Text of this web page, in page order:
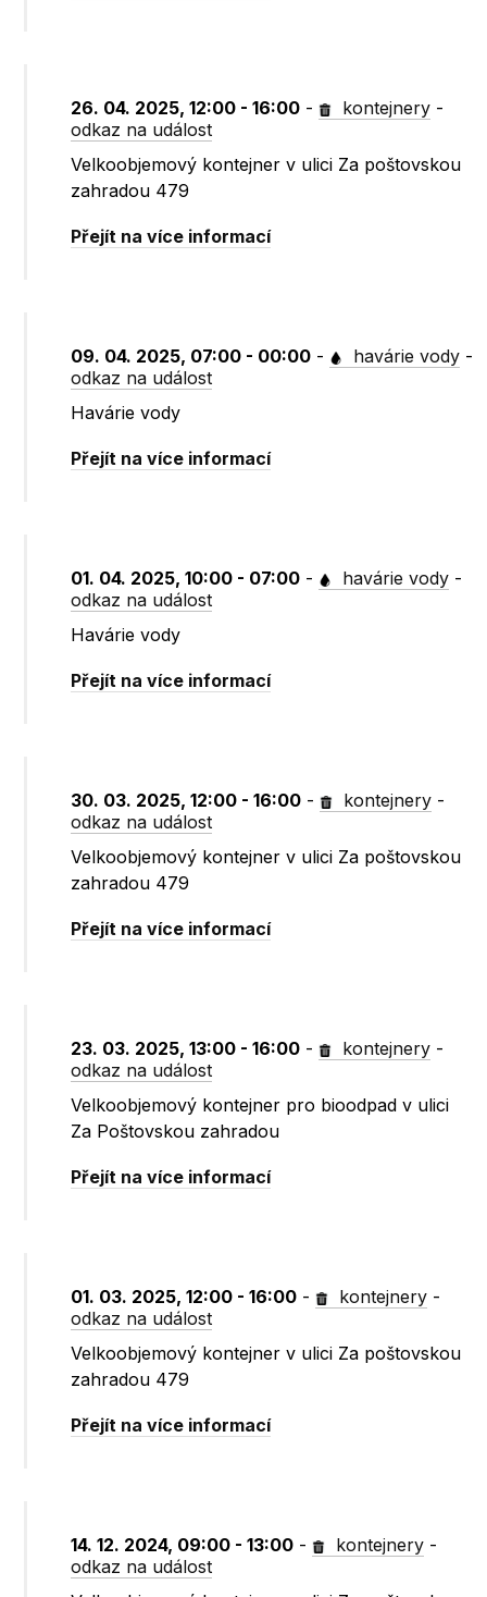
26. 04. 2025, 12:00 - 16:00 - kontejnery -
odkaz na událost
Velkoobjemový kontejner v ulici Za poštovskou
zahradou 479
Přejít na více informací
09. 04. 2025, 07:00 - 00:00 - havárie vody -
odkaz na událost
Havárie vody
Přejít na více informací
01. 04. 2025, 10:00 - 07:00 - havárie vody -
odkaz na událost
Havárie vody
Přejít na více informací
30. 03. 2025, 12:00 - 16:00 - kontejnery -
odkaz na událost
Velkoobjemový kontejner v ulici Za poštovskou
zahradou 479
Přejít na více informací
23. 03. 2025, 13:00 - 16:00 - kontejnery -
odkaz na událost
Velkoobjemový kontejner pro bioodpad v ulici
Za Poštovskou zahradou
Přejít na více informací
01. 03. 2025, 12:00 - 16:00 - kontejnery -
odkaz na událost
Velkoobjemový kontejner v ulici Za poštovskou
zahradou 479
Přejít na více informací
14. 12. 2024, 09:00 - 13:00 - kontejnery -
odkaz na událost